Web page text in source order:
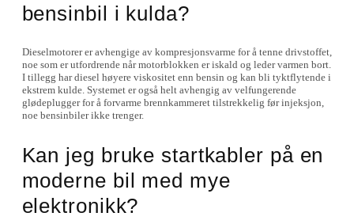
bensinbil i kulda?
Dieselmotorer er avhengige av kompresjonsvarme for å tenne drivstoffet,
noe som er utfordrende når motorblokken er iskald og leder varmen bort.
I tillegg har diesel høyere viskositet enn bensin og kan bli tyktflytende i
ekstrem kulde. Systemet er også helt avhengig av velfungerende
glødeplugger for å forvarme brennkammeret tilstrekkelig før injeksjon,
noe bensinbiler ikke trenger.
Kan jeg bruke startkabler på en
moderne bil med mye
elektronikk?